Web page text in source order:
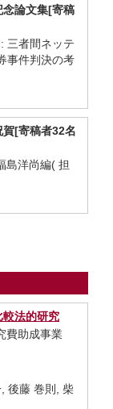
念論文集[寄稿
三者間ネッテ
事件判決の考
[寄稿者32名
島洋尚編( 担
較法的研究
費助成事業
後藤 巻則, 柴